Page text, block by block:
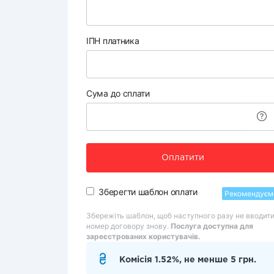
ІПН платника
Сума до сплати
Оплатити
Зберегти шаблон оплати
Збережіть шаблон, щоб наступного разу не вводити
номер договору знову. Послуга доступна для
зареєстрованих користувачів.
Комісія 1.52%, не менше 5 грн.